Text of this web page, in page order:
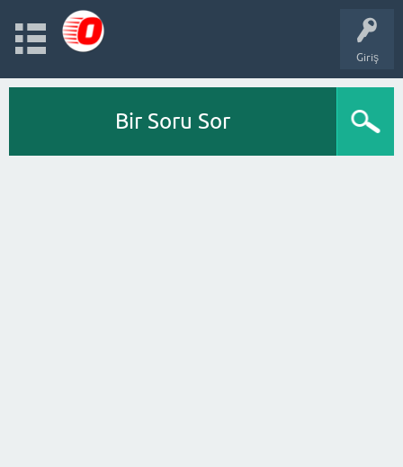
Giriş
Bir Soru Sor